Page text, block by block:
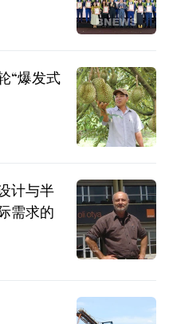
“爆发式
计与半
需求的